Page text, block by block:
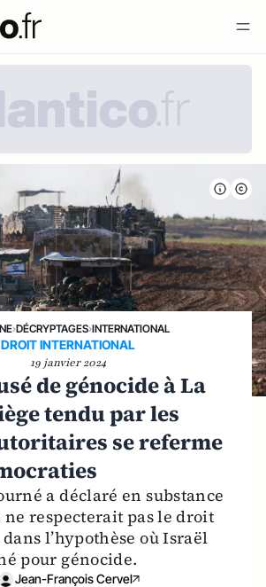
›DÉCRYPTAGES›INTERNATIONAL
DROIT INTERNATIONAL
19 janvier 2024
de génocide à La
tendu par les
se referme
a déclaré en substance
ne respecterait pas le droit
l’hypothèse où Israël
pour génocide.
Jean-François Cervel